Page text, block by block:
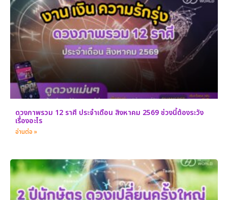
ดวงภาพรวม 12 ราศี ประจำเดือน สิงหาคม 2569 ช่วงนี้ต้องระวัง
เรื่องอะไร
อ่านต่อ »